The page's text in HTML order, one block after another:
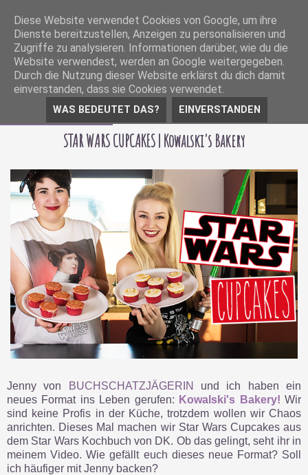
STAR WARS CUPCAKES | Kowalski's Bakery
Jenny von BUCHSCHATZJÄGERIN
und ich haben ein
neues Format ins Leben gerufen: Kowalski's Bakery!Wir
sind keine Profis in der Küche, trotzdem wollen wir Chaos
anrichten. Dieses Mal machen wir Star Wars Cupcakes aus
dem Star Wars Kochbuch von DK. Ob das gelingt, seht ihr in
meinem Video. Wie gefällt euch dieses neue Format? Soll
ich häufiger mit Jenny backen?
Diese Website verwendet Cookies von Google, um ihre
Dienste bereitzustellen, Anzeigen zu personalisieren und
Zugriffe zu analysieren. Informationen darüber, wie du die
Website verwendest, werden an Google weitergegeben.
Durch die Nutzung dieser Website erklärst du dich damit
einverstanden, dass sie Cookies verwendet.
WAS BEDEUTET DAS? EINVERSTANDEN